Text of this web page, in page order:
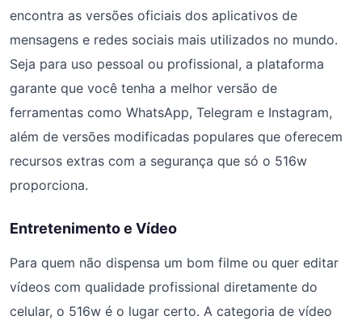
encontra as versões oficiais dos aplicativos de
mensagens e redes sociais mais utilizados no mundo.
Seja para uso pessoal ou profissional, a plataforma
garante que você tenha a melhor versão de
ferramentas como WhatsApp, Telegram e Instagram,
além de versões modificadas populares que oferecem
recursos extras com a segurança que só o 516w
proporciona.
Entretenimento e Vídeo
Para quem não dispensa um bom filme ou quer editar
vídeos com qualidade profissional diretamente do
celular, o 516w é o lugar certo. A categoria de vídeo